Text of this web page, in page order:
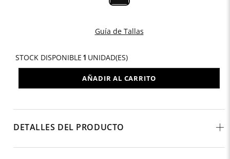
Guía de Tallas
STOCK DISPONIBLE 1 UNIDAD(ES)
AÑADIR AL CARRITO
DETALLES DEL PRODUCTO